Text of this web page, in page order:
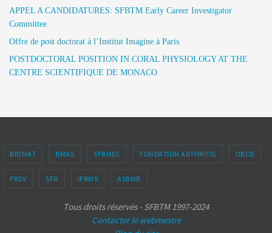
APPEL A CANDIDATURES: SFBTM Early Career Investigator
Committee
Offre de post doctorat à l’Institut Imagine à Paris
POSTDOCTORAL POSITION IN CORAL PHYSIOLOGY AT THE
CENTRE SCIENTIFIQUE DE MONACO
BIOMAT BMAS SFBMEC FONDATION ARTHRITIS OBCD
FRSV SFR IFRMS ASBMR
Tous droits réservés - SFBTM 1997-2024
Contacter le webmestre